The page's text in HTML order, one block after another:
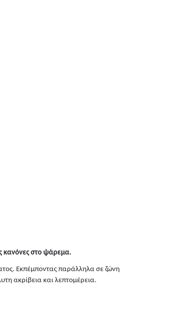
κανόνες στο ψάρεμα.
Εκπέμποντας παράλληλα σε ζώνη
ακρίβεια και λεπτομέρεια.